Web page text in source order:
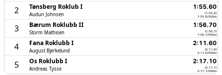
2 Tønsberg Roklub I
Audun Johnsen
1:55.60
(1:55.6)
1:55.6/500m
3 Bærum Roklubb II
Storm Mathisen
1:56.70
(1:56.7)
1:56.7/500m
4 Fana Roklubb I
August Bjerkelund
2:11.60
(2:11.6)
2:11.6/500m
5 Os Roklubb I
Andreas Tysse
2:17.10
(2:17.1)
2:17.1/500m